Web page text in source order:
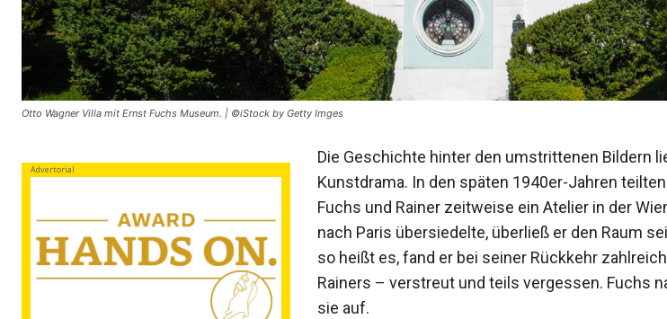
Otto Wagner Villa mit Ernst Fuchs Museum. | ©iStock by Getty Imges
Advertorial
Die Geschichte hinter den umstrittenen Bildern
Kunstdrama. In den späten 1940er-Jahren
Fuchs und Rainer zeitweise ein Atelier in der
nach Paris übersiedelte, überließ er den Raum
so heißt es, fand er bei seiner Rückkehr
Rainers – verstreut und teils vergessen. Fuchs
sie auf.